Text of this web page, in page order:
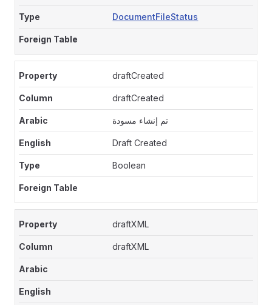
DocumentFileStatus
draftCreated
draftCreated
تم إنشاء مسودة
Draft Created
Boolean
draftXML
draftXML